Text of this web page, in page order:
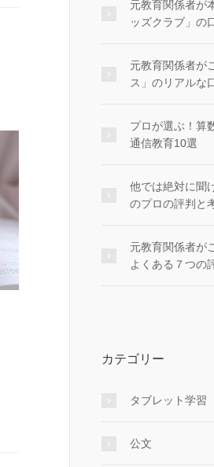
元教育関係者が
ッズクラブ」の
元教育関係者が
ス」のリアルな
プロが選ぶ！算
通信教育10選
他では絶対に聞
のプロの評判と
元教育関係者が
よくある７つの
カテゴリー
タブレット学習
公文